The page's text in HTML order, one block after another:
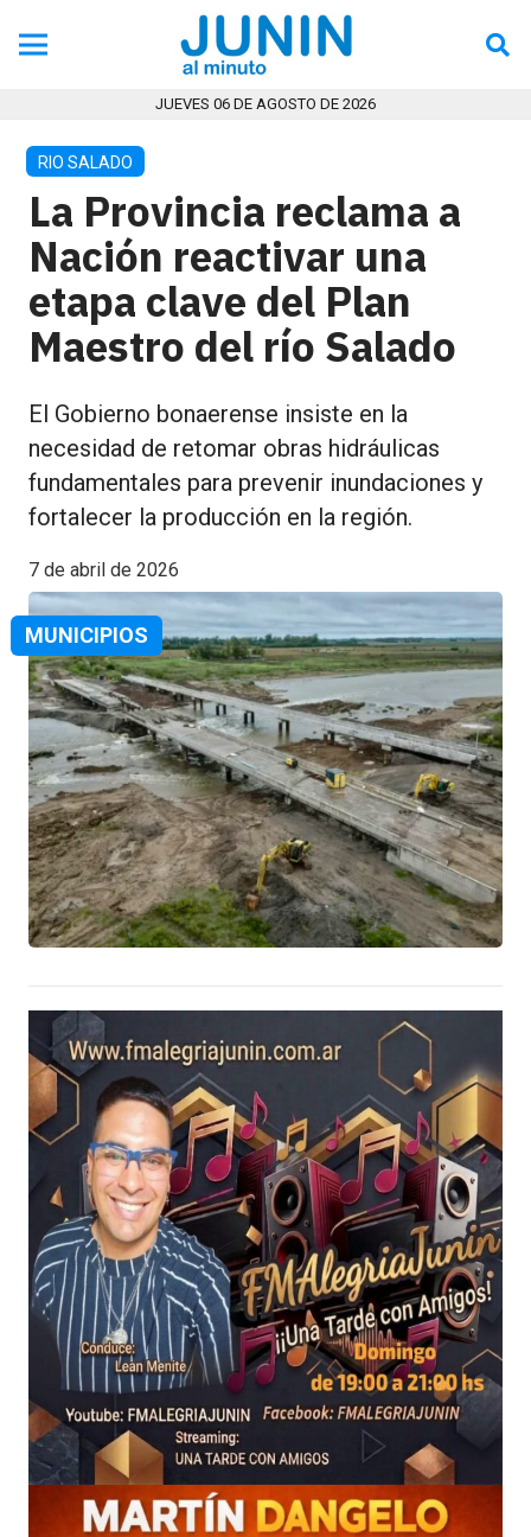
JUEVES 06 DE AGOSTO DE 2026
RIO SALADO
La Provincia reclama a
Nación reactivar una
etapa clave del Plan
Maestro del río Salado
El Gobierno bonaerense insiste en la
necesidad de retomar obras hidráulicas
fundamentales para prevenir inundaciones y
fortalecer la producción en la región.
7 de abril de 2026
MUNICIPIOS